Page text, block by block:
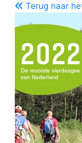
Terug naar